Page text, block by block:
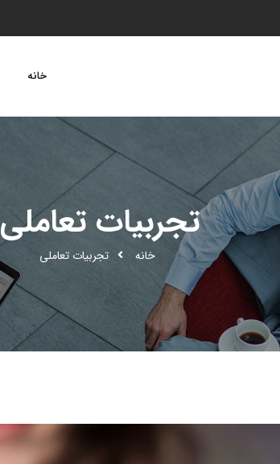
خانه
تجربیات تعاملی
خانه تجربیات تعاملی